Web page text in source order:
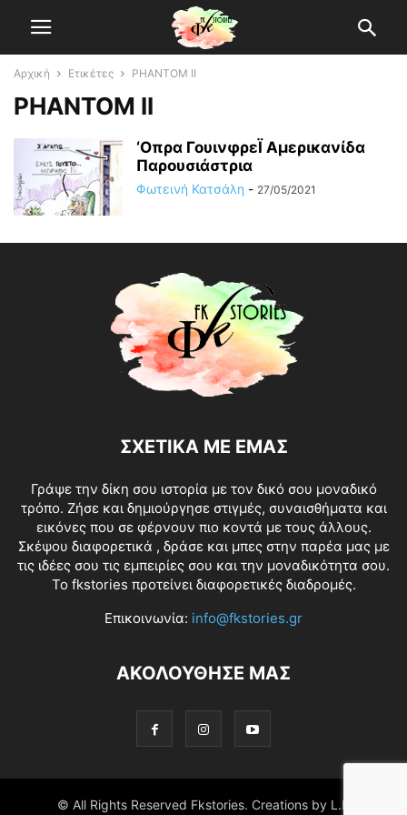
Αρχική Ετικέτες PHANTOM II
PHANTOM II
‘Οπρα ΓουινφρεΪ Αμερικανίδα
Παρουσιάστρια
Φωτεινή Κατσάλη - 27/05/2021
ΣΧΕΤΙΚΑ ΜΕ ΕΜΑΣ
Γράψε την δίκη σου ιστορία με τον δικό σου μοναδικό
τρόπο. Ζήσε και δημιούργησε στιγμές, συναισθήματα και
εικόνες που σε φέρνουν πιο κοντά με τους άλλους.
Σκέψου διαφορετικά , δράσε και μπες στην παρέα μας με
τις ιδέες σου τις εμπειρίες σου και την μοναδικότητα σου.
Το fkstories προτείνει διαφορετικές διαδρομές.
Επικοινωνία: info@fkstories.gr
ΑΚΟΛΟΥΘΗΣΕ ΜΑΣ
© All Rights Reserved Fkstories. Creations by L.K